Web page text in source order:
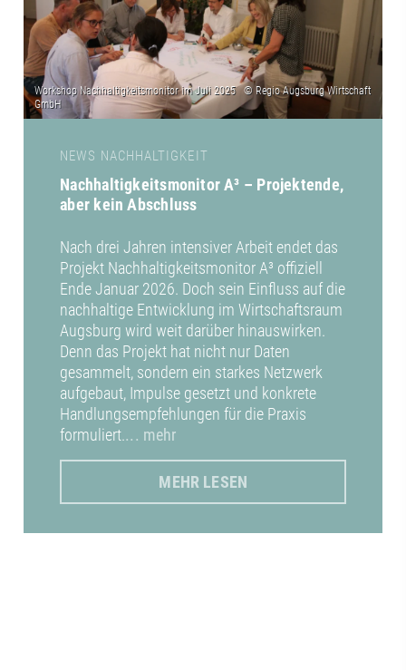
NEWS NACHHALTIGKEIT
Nachhaltigkeitsmonitor A³ – Projektende,
aber kein Abschluss
Nach drei Jahren intensiver Arbeit endet das
Projekt Nachhaltigkeitsmonitor A³ offiziell
Ende Januar 2026. Doch sein Einfluss auf die
nachhaltige Entwicklung im Wirtschaftsraum
Augsburg wird weit darüber hinauswirken.
Denn das Projekt hat nicht nur Daten
gesammelt, sondern ein starkes Netzwerk
aufgebaut, Impulse gesetzt und konkrete
Handlungsempfehlungen für die Praxis
formuliert.... mehr
MEHR LESEN